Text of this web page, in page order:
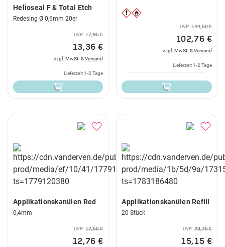
Helioseal F & Total Etch
Redesing Ø 0,6mm 20er
UVP 17,95 €
13,36 €
zzgl. MwSt. &Versand
Lieferzeit 1-2 Tage
UVP 144,50 €
102,76 €
zzgl. MwSt. &Versand
Lieferzeit 1-2 Tage
Applikationskanülen Red
0,4mm
UVP 17,55 €
12,76 €
Applikationskanülen Refill
20 Stück
UVP 20,75 €
15,15 €